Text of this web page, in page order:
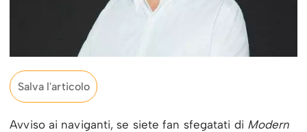
Salva l'articolo
Avviso ai naviganti, se siete fan sfegatati di Modern